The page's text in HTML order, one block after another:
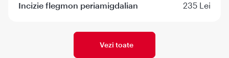
Incizie flegmon periamigdalian 235 Lei
Vezi toate